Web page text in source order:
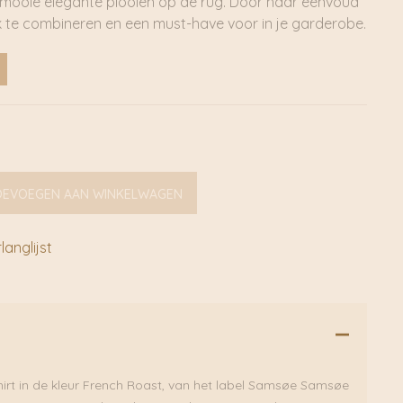
te combineren en een must-have voor in je garderobe.
AAN WINKELWAGEN
in de kleur French Roast, van het label Samsøe Samsøe